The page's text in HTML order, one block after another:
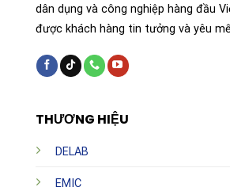
THƯƠNG HIỆU
DELAB
EMIC
dân dụng và công nghiệp hàng đầu
được khách hàng tin tưởng và yêu